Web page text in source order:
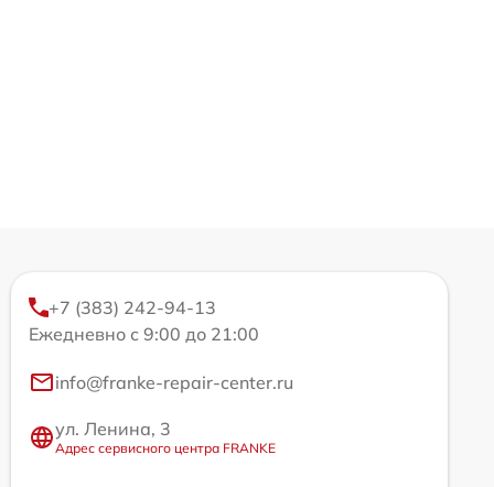
+7 (383) 242-94-13
Ежедневно с 9:00 до 21:00
info@franke-repair-center.ru
ул. Ленина, 3
Адрес сервисного центра FRANKE